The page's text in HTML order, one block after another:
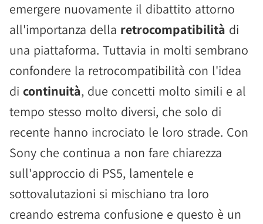
emergere nuovamente il dibattito attorno
all'importanza della retrocompatibilità di
una piattaforma. Tuttavia in molti sembrano
confondere la retrocompatibilità con l'idea
di continuità, due concetti molto simili e al
tempo stesso molto diversi, che solo di
recente hanno incrociato le loro strade. Con
Sony che continua a non fare chiarezza
sull'approccio di PS5, lamentele e
sottovalutazioni si mischiano tra loro
creando estrema confusione e questo è un